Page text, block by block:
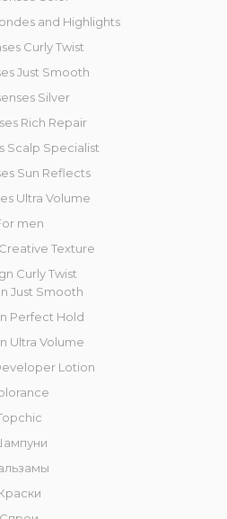
and Highlights
Curly Twist
Just Smooth
Silver
Rich Repair
Scalp Specialist
Sun Reflects
Ultra Volume
men
Texture
Curly Twist
Just Smooth
Perfect Hold
Ultra Volume
Lotion